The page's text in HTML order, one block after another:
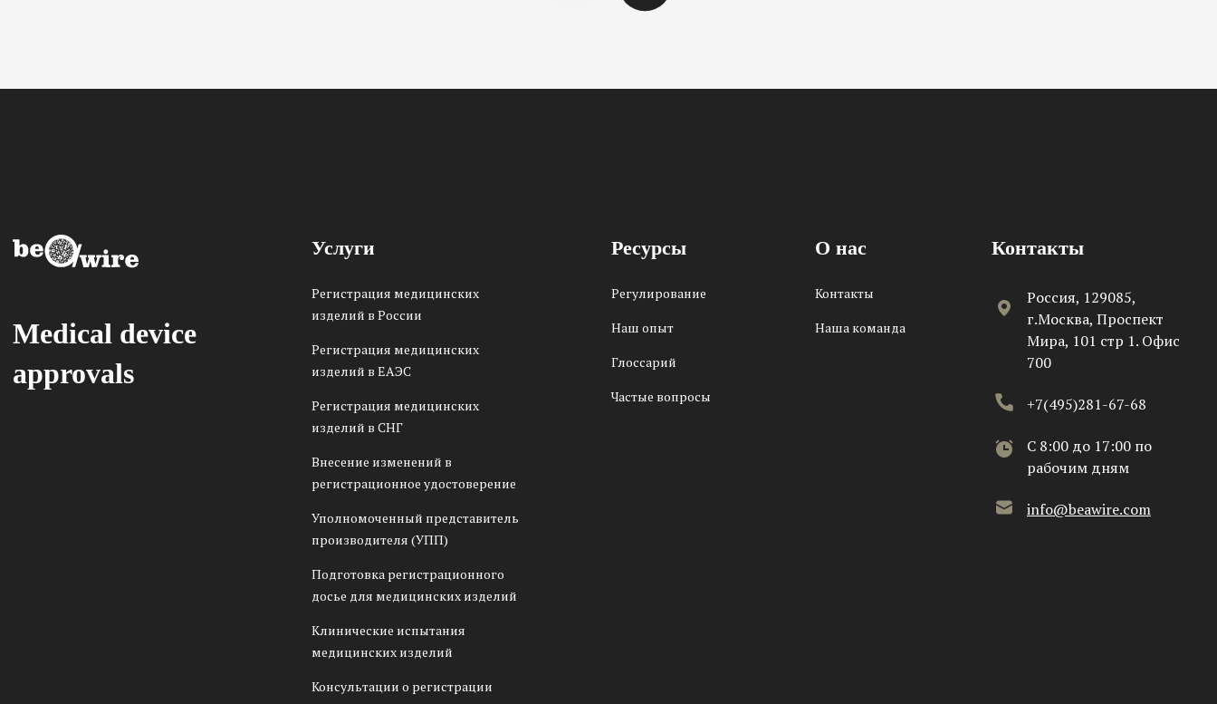
Medical device
approvals
Услуги
Регистрация медицинских
изделий в России
Регистрация медицинских
изделий в ЕАЭС
Регистрация медицинских
изделий в СНГ
Внесение изменений в
регистрационное удостоверение
Уполномоченный представитель
производителя (УПП)
Подготовка регистрационного
досье для медицинских изделий
Клинические испытания
медицинских изделий
Консультации о регистрации
Ресурсы
Регулирование
Наш опыт
Глоссарий
Частые вопросы
О нас
Контакты
Наша команда
Контакты
Россия, 129085,
г.Москва, Проспект
Мира, 101 стр 1. Офис
700
+7(495)281-67-68
C 8:00 до 17:00 по
рабочим дням
info@beawire.com